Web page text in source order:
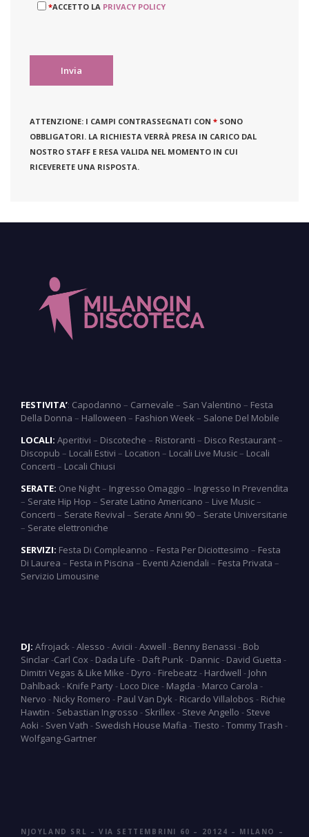
*ACCETTO LA PRIVACY POLICY
ATTENZIONE: I CAMPI CONTRASSEGNATI CON * SONO
OBBLIGATORI. LA RICHIESTA VERRÀ PRESA IN CARICO DAL
NOSTRO STAFF E RESA VALIDA NEL MOMENTO IN CUI
RICEVERETE UNA RISPOSTA.
FESTIVITA’: Capodanno – Carnevale – San Valentino – Festa
Della Donna – Halloween – Fashion Week – Salone Del Mobile
LOCALI: Aperitivi – Discoteche – Ristoranti – Disco Restaurant–
Discopub – Locali Estivi – Location – Locali Live Music– Locali
Concerti – Locali Chiusi
SERATE: One Night– Ingresso Omaggio – Ingresso In Prevendita
– Serate Hip Hop – Serate Latino Americano – Live Music–
Concerti – Serate Revival – Serate Anni 90– Serate Universitarie
– Serate elettroniche
SERVIZI: Festa Di Compleanno – Festa Per Diciottesimo – Festa
Di Laurea – Festa in Piscina – Eventi Aziendali – Festa Privata –
Servizio Limousine
DJ: Afrojack -Alesso -Avicii -Axwell - Benny Benassi - Bob
Sinclar-Carl Cox - Dada Life - Daft Punk - Dannic- David Guetta -
Dimitri Vegas & Like Mike - Dyro - Firebeatz - Hardwell - John
Dahlback - Knife Party- Loco Dice - Magda - Marco Carola -
Nervo - Nicky Romero - Paul Van Dyk - Ricardo Villalobos - Richie
Hawtin - Sebastian Ingrosso - Skrillex - Steve Angello - Steve
Aoki - Sven Vath - Swedish House Mafia -Tiesto -Tommy Trash -
Wolfgang-Gartner
NJOYLAND SRL – VIA SETTEMBRINI 60 – 20124 – MILANO –